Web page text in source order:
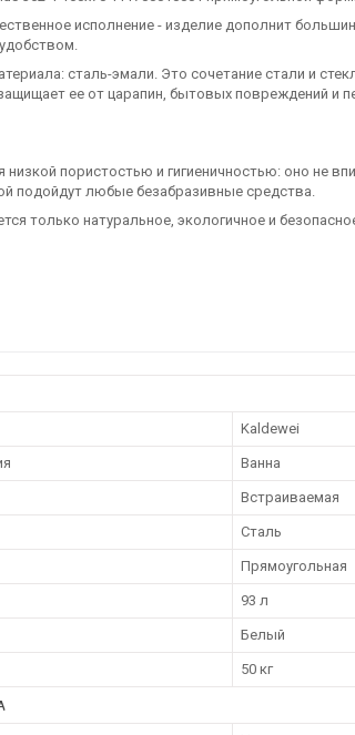
исполнение - изделие дополнит
сталь-эмали. Это сочетание стали и
ее от царапин, бытовых повреждений и
низкой пористостью и гигиеничностью: оно не
подойдут любые безабразивные средства.
только натуральное, экологичное и
Kaldewei
Ванна
Встраиваемая
Сталь
Прямоугольная
93 л
Белый
50 кг